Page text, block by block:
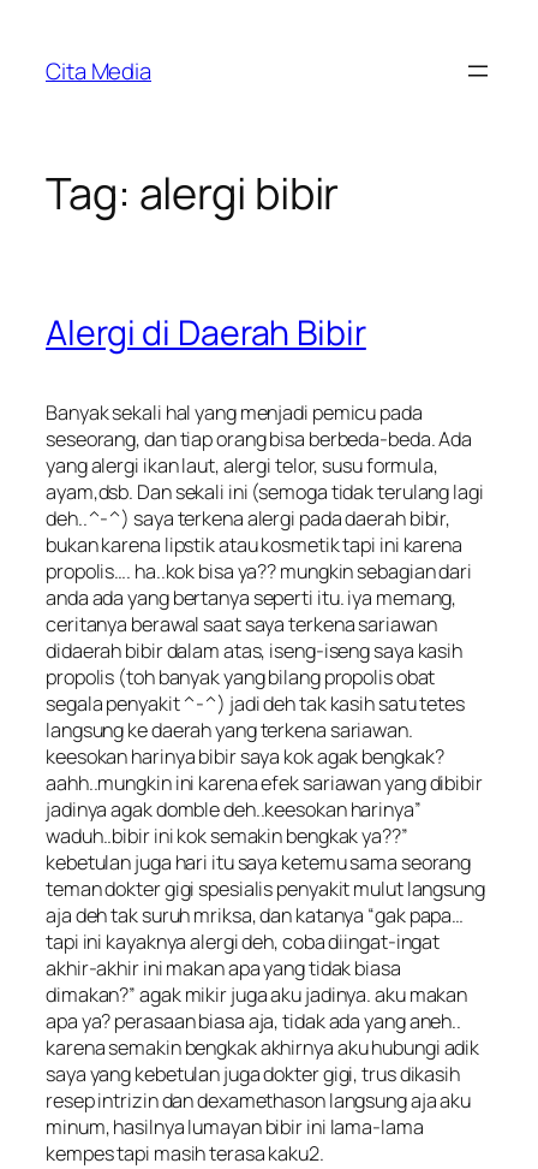
content
Cita Media
Tag: alergi bibir
Alergi di Daerah Bibir
Banyak sekali hal yang menjadi pemicu pada
seseorang, dan tiap orang bisa berbeda-beda. Ada
yang alergi ikan laut, alergi telor, susu formula,
ayam,dsb. Dan sekali ini (semoga tidak terulang lagi
deh..^-^) saya terkena alergi pada daerah bibir,
bukan karena lipstik atau kosmetik tapi ini karena
propolis…. ha..kok bisa ya?? mungkin sebagian dari
anda ada yang bertanya seperti itu. iya memang,
ceritanya berawal saat saya terkena sariawan
didaerah bibir dalam atas, iseng-iseng saya kasih
propolis (toh banyak yang bilang propolis obat
segala penyakit ^-^) jadi deh tak kasih satu tetes
langsung ke daerah yang terkena sariawan.
keesokan harinya bibir saya kok agak bengkak?
aahh..mungkin ini karena efek sariawan yang dibibir
jadinya agak domble deh..keesokan harinya”
waduh..bibir ini kok semakin bengkak ya??”
kebetulan juga hari itu saya ketemu sama seorang
teman dokter gigi spesialis penyakit mulut langsung
aja deh tak suruh mriksa, dan katanya “gak papa…
tapi ini kayaknya alergi deh, coba diingat-ingat
akhir-akhir ini makan apa yang tidak biasa
dimakan?” agak mikir juga aku jadinya. aku makan
apa ya? perasaan biasa aja, tidak ada yang aneh..
karena semakin bengkak akhirnya aku hubungi adik
saya yang kebetulan juga dokter gigi, trus dikasih
resep intrizin dan dexamethason langsung aja aku
minum, hasilnya lumayan bibir ini lama-lama
kempes tapi masih terasa kaku2.